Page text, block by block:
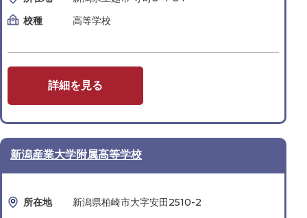
校種
高等学校
詳細を見る
新潟産業大学附属高等学校
所在地
新潟県柏崎市大字安田2510-2